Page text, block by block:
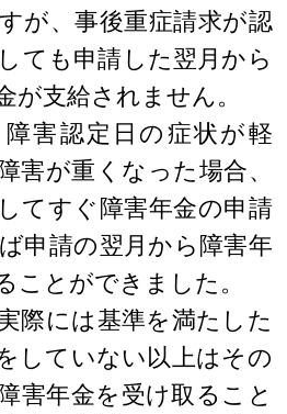
が、事後重症請求が認
ても申請した翌月から
が支給されません。
害認定日の症状が軽
害が重くなった場合、
てすぐ障害年金の申請
申請の翌月から障害年
ことができました。
際には基準を満たした
していない以上はその
害年金を受け取ること